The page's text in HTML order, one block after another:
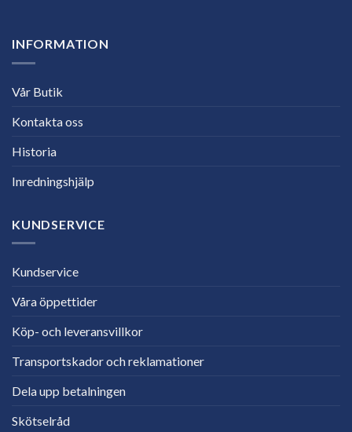
INFORMATION
Vår Butik
Kontakta oss
Historia
Inredningshjälp
KUNDSERVICE
Kundservice
Våra öppettider
Köp- och leveransvillkor
Transportskador och reklamationer
Dela upp betalningen
Skötselråd